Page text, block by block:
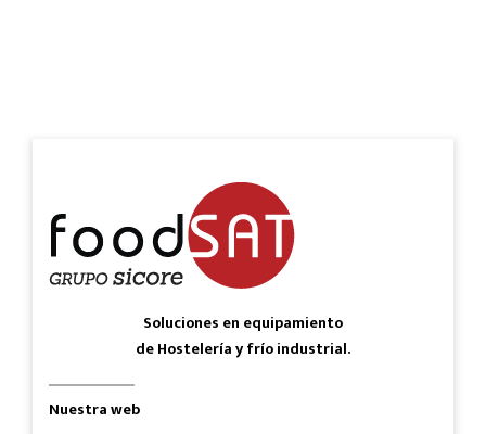
Soluciones en equipamiento
de Hostelería y frío industrial.
Nuestra web